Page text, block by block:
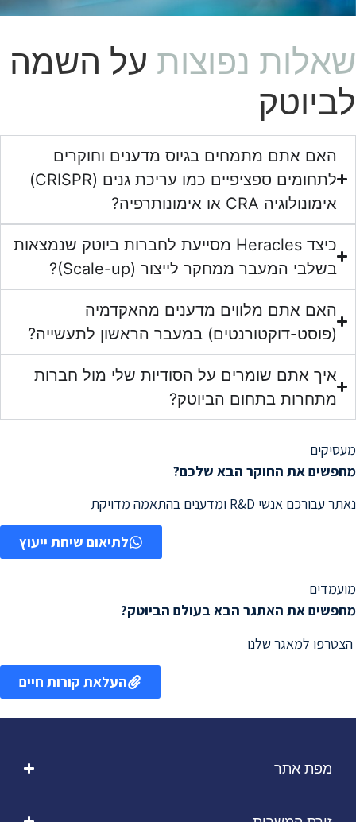
ת נפוצות שאלות
על השמה
לביוטק
האם אתם מתמחים בגיוס מדענים וחוקרים
לתחומים ספציפיים כמו עריכת גנים (CRISPR)
אימונולוגיה CRA או אימונותרפיה?
כיצד Heracles מסייעת לחברות ביוטק שנמצאות
בשלבי המעבר ממחקר לייצור (Scale-up)?
האם אתם מלווים מדענים מהאקדמיה
(פוסט-דוקטורנטים) במעבר הראשון לתעשייה?
איך אתם שומרים על הסודיות שלי מול חברות
מתחרות בתחום הביוטק?
מעסיקים
מחפשים את החוקר הבא שלכם?
נאתר עבורכם אנשי R&D ומדענים בהתאמה מדויקת
לתיאום שיחת ייעוץ
מועמדים
מחפשים את האתגר הבא בעולם הביוטק?
הצטרפו למאגר שלנו
העלאת קורות חיים
מפת אתר